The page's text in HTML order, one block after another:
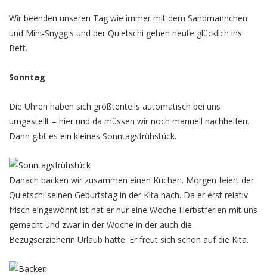
Wir beenden unseren Tag wie immer mit dem Sandmännchen
und Mini-Snyggis und der Quietschi gehen heute glücklich ins
Bett.
Sonntag
Die Uhren haben sich größtenteils automatisch bei uns
umgestellt – hier und da müssen wir noch manuell nachhelfen.
Dann gibt es ein kleines Sonntagsfrühstück.
Danach backen wir zusammen einen Kuchen. Morgen feiert der
Quietschi seinen Geburtstag in der Kita nach. Da er erst relativ
frisch eingewöhnt ist hat er nur eine Woche Herbstferien mit uns
gemacht und zwar in der Woche in der auch die
Bezugserzieherin Urlaub hatte. Er freut sich schon auf die Kita.